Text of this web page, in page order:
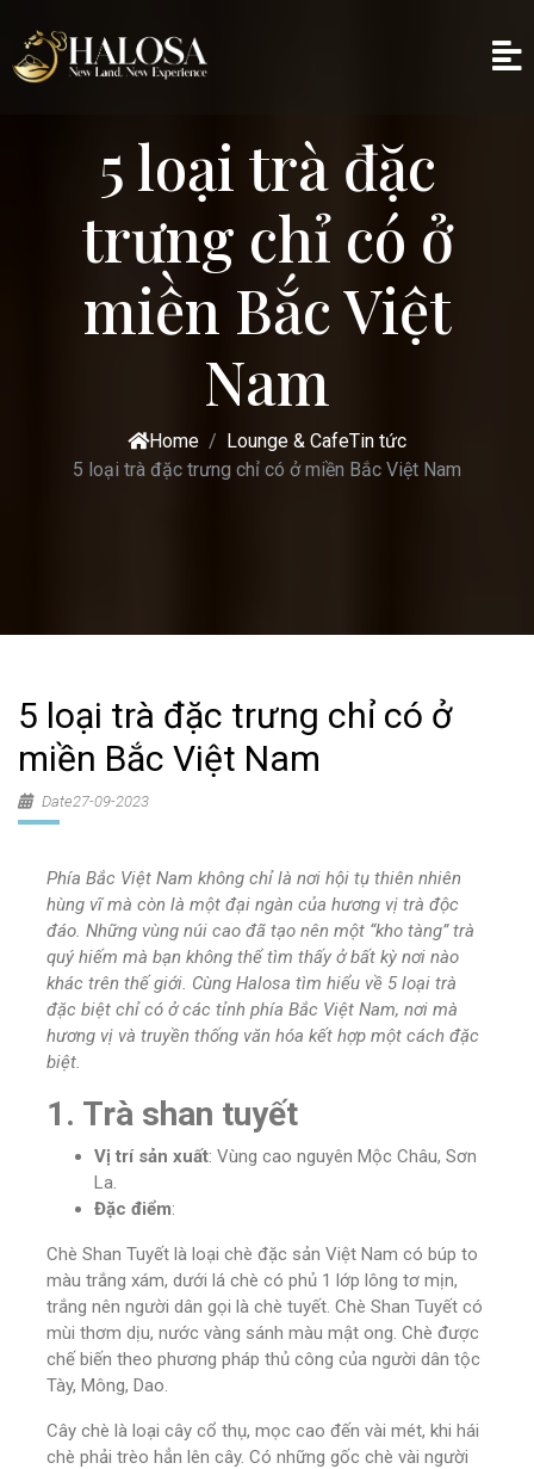
5 loại trà đặc
trưng chỉ có ở
miền Bắc Việt
Nam
Home Lounge & CafeTin tức
5 loại trà đặc trưng chỉ có ở miền Bắc Việt Nam
5 loại trà đặc trưng chỉ có ở
miền Bắc Việt Nam
Date27-09-2023
Phía Bắc Việt Nam không chỉ là nơi hội tụ thiên nhiên
hùng vĩ mà còn là một đại ngàn của hương vị trà độc
đáo. Những vùng núi cao đã tạo nên một “kho tàng” trà
quý hiếm mà bạn không thể tìm thấy ở bất kỳ nơi nào
khác trên thế giới. Cùng Halosa tìm hiểu về 5 loại trà
đặc biệt chỉ có ở các tỉnh phía Bắc Việt Nam, nơi mà
hương vị và truyền thống văn hóa kết hợp một cách đặc
biệt.
1. Trà shan tuyết
Vị trí sản xuất: Vùng cao nguyên Mộc Châu, Sơn
La.
Đặc điểm:
Chè Shan Tuyết là loại chè đặc sản Việt Nam có búp to
màu trắng xám, dưới lá chè có phủ 1 lớp lông tơ mịn,
trắng nên người dân gọi là chè tuyết. Chè Shan Tuyết có
mùi thơm dịu, nước vàng sánh màu mật ong. Chè được
chế biến theo phương pháp thủ công của người dân tộc
Tày, Mông, Dao.
Cây chè là loại cây cổ thụ, mọc cao đến vài mét, khi hái
chè phải trèo hẳn lên cây. Có những gốc chè vài người